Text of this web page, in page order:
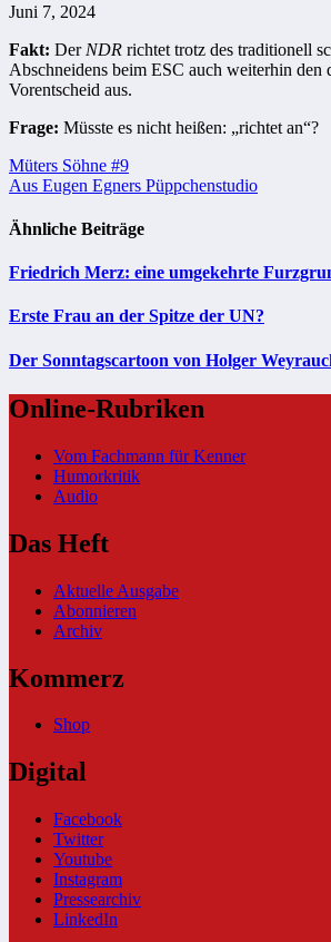
Juni 7, 2024
Fakt: Der NDR richtet trotz des traditionell
Abschneidens beim ESC auch weiterhin den
Vorentscheid aus.
Frage: Müsste es nicht heißen: „richtet an“?
Beitragsnavigation
Müters Söhne #9
Aus Eugen Egners Püppchenstudio
Ähnliche Beiträge
Friedrich Merz: eine umgekehrte
Erste Frau an der Spitze der UN?
Der Sonntagscartoon von Holger
Online-Rubriken
Vom Fachmann für Kenner
Humorkritik
Audio
Das Heft
Aktuelle Ausgabe
Abonnieren
Archiv
Kommerz
Shop
Digital
Facebook
Twitter
Youtube
Instagram
Pressearchiv
LinkedIn